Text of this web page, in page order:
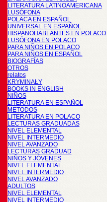
LITERATURA LATINOAMERICANA
LUSÓFONA
POLACA EN ESPAÑOL
UNIVERSAL EN ESPAÑOL
HISPANOHABLANTES EN POLACO
LUSÓFONA EN POLACO
PARA NIÑOS EN POLACO
PARA NIÑOS EN ESPAÑOL
BIOGRAFÍAS
OTROS
relatos
KRYMINAŁY
BOOKS IN ENGLISH
NIÑOS
LITERATURA EN ESPAÑOL
METODOS
LITERATURA EN POLACO
LECTURAS GRADUADAS
NIVEL ELEMENTAL
NIVEL INTERMEDIO
NIVEL AVANZADO
LECTURAS GRADUAD
NIÑOS Y JÓVENES
NIVEL ELEMENTAL
NIVEL INTERMEDIO
NIVEL AVANZADO
ADULTOS
NIVEL ELEMENTAL
NIVEL INTERMEDIO